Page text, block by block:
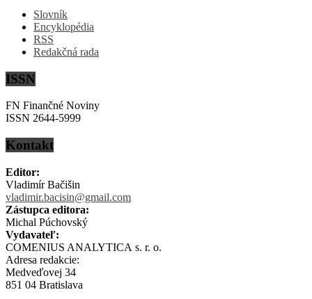
Slovník
Encyklopédia
RSS
Redakčná rada
ISSN
FN Finančné Noviny
ISSN 2644-5999
Kontakt
Editor:
Vladimír Bačišin
vladimir.bacisin@gmail.com
Zástupca editora:
Michal Púchovský
Vydavateľ:
COMENIUS ANALYTICA s. r. o.
Adresa redakcie:
Medveďovej 34
851 04 Bratislava